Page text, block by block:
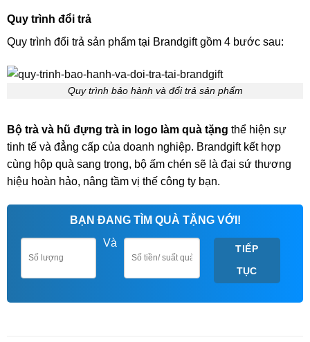
Quy trình đổi trả
Quy trình đổi trả sản phẩm tại Brandgift gồm 4 bước sau:
Quy trình bảo hành và đổi trả sản phẩm
Bộ trà và hũ đựng trà in logo làm quà tặng thể hiện sự
tinh tế và đẳng cấp của doanh nghiệp. Brandgiftkết hợp
cùng hộp quà sang trọng, bộ ấm chén sẽ là đại sứ thương
hiệu hoàn hảo, nâng tầm vị thế công ty bạn.
BẠN ĐANG TÌM QUÀ TẶNG VỚI!
Và
TIẾP
TỤC